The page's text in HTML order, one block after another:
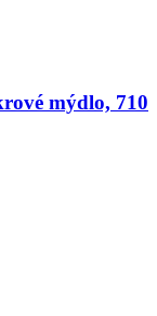
mýdlo, 710